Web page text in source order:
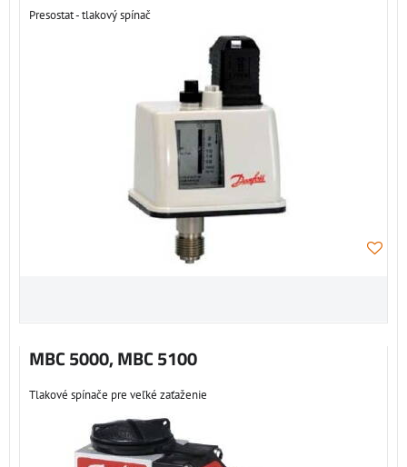
Presostat - tlakový spínač
MBC 5000, MBC 5100
Tlakové spínače pre veľké zaťaženie